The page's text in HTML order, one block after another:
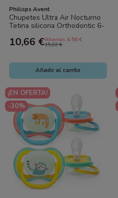
Philisps Avent
Chupetes Ultra Air Nocturno
Tetina silicona Orthodontic 6-
10,66 €Ahorras 4.56 €
15,22 €
Añadir al carrito
¡EN OFERTA!
-30%